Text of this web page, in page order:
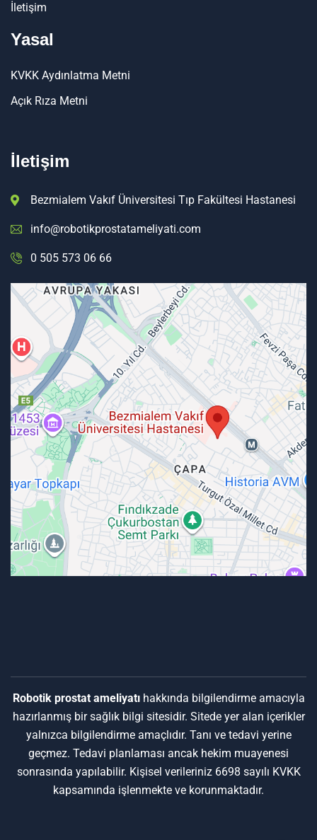
İletişim
Yasal
KVKK Aydınlatma Metni
Açık Rıza Metni
İletişim
Bezmialem Vakıf Üniversitesi Tıp Fakültesi Hastanesi
info@robotikprostatameliyati.com
0 505 573 06 66
Robotik prostat ameliyatıhakkında bilgilendirme amacıyla
hazırlanmış bir sağlık bilgi sitesidir. Sitede yer alan içerikler
yalnızca bilgilendirme amaçlıdır. Tanı ve tedavi yerine
geçmez. Tedavi planlaması ancak hekim muayenesi
sonrasında yapılabilir. Kişisel verileriniz 6698 sayılı KVKK
kapsamında işlenmekte ve korunmaktadır.